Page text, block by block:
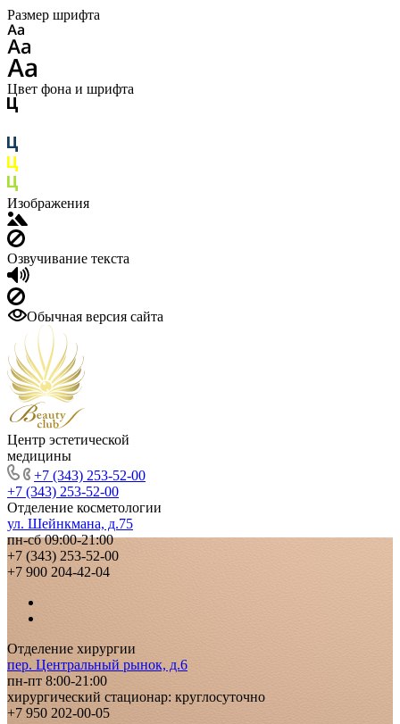
Размер шрифта
Цвет фона и шрифта
Изображения
Озвучивание текста
Обычная версия сайта
Центр эстетической
медицины
+7 (343) 253-52-00
+7 (343) 253-52-00
Отделение косметологии
ул. Шейнкмана, д.75
пн-сб 09:00-21:00
+7 (343) 253-52-00
+7 900 204-42-04
Отделение хирургии
пер. Центральный рынок, д.6
пн-пт 8:00-21:00
хирургический стационар: круглосуточно
+7 950 202-00-05